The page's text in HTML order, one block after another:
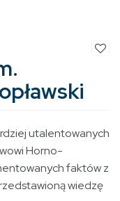
utalentowanych
Horno-
faktów z
wiedzę